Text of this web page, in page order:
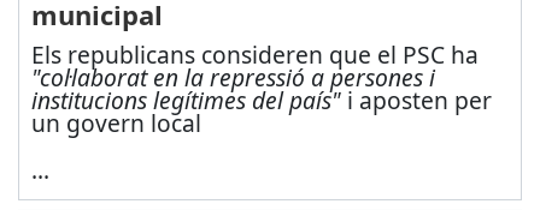
municipal
Els republicans consideren que el PSC ha
"col·laborat en la repressió a persones i
institucions legítimes del país"i aposten per
un govern local
...